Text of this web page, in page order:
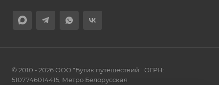
© 2010 - 2026 ООО "Бутик путешествий". ОГРН:
5107746014415, Метро Белорусская